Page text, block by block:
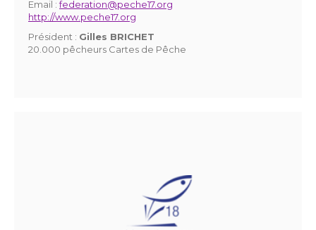
Email :federation@peche17.org
http://www.peche17.org
Président : Gilles BRICHET
20.000 pêcheurs Cartes de Pêche